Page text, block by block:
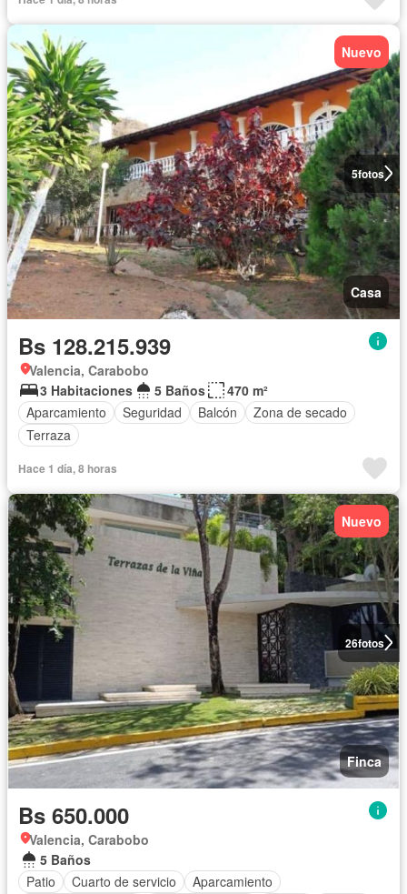
5fotos
Nuevo
Casa
Bs 128.215.939
Valencia, Carabobo
3 Habitaciones
5 Baños
470 m²
Aparcamiento
Seguridad Balcón
Zona de secado
Terraza
Hace 1 día, 8 horas
26fotos
Nuevo
Finca
Bs 650.000
Valencia, Carabobo
5 Baños
Patio
Cuarto de servicio
Aparcamiento